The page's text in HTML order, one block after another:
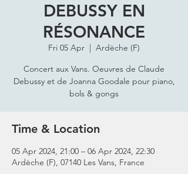
DEBUSSY EN
RÉSONANCE
Fri 05 Apr
  |
Ardèche (F)
Concert aux Vans. Oeuvres de Claude
Debussy et de Joanna Goodale pour piano,
bols & gongs
Time & Location
05 Apr 2024, 21:00 – 06 Apr 2024, 22:30
Ardèche (F), 07140 Les Vans, France